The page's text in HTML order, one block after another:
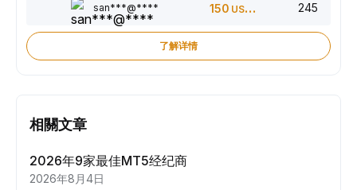
san***@**** 150 USDT 245
了解详情
相關文章
2026年9家最佳MT5经纪商
2026年8月4日